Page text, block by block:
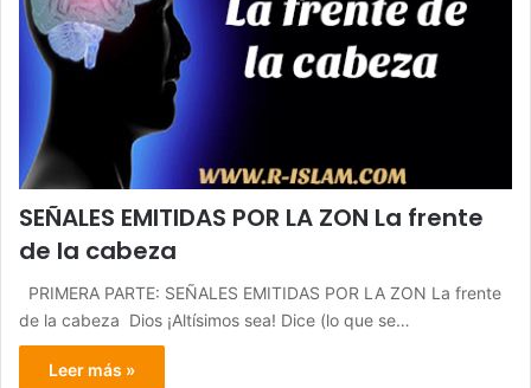
SEÑALES EMITIDAS POR LA ZON La frente
de la cabeza
PRIMERA PARTE: SEÑALES EMITIDAS POR LA ZON La frente
de la cabeza Dios ¡Altísimos sea! Dice (lo que se…
Leer más »